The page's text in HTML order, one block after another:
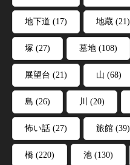
地下道 (17) 地蔵 (21)
塚 (27) 墓地 (108)
展望台 (21) 山 (68)
島 (26) 川 (20)
怖い話 (27) 旅館 (39)
橋 (220) 池 (130)